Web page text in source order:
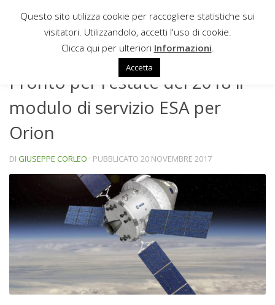
Sotto il contenuto
Pronto per l’estate del 2018 il
modulo di servizio ESA per
Orion
DI GIUSEPPE CORLEO · PUBBLICATO 20 NOVEMBRE 2017
Questo sito utilizza cookie per raccogliere statistiche sui
visitatori. Utilizzandolo, accetti l'uso di cookie.
Clicca qui per ulteriori Informazioni
Accetta